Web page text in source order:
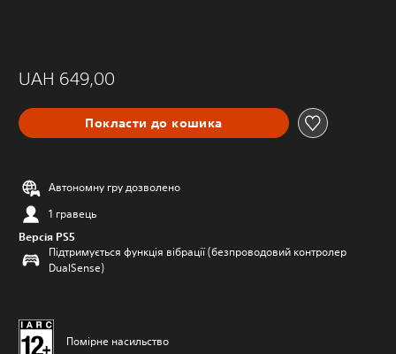
UAH 649,00
Покласти до кошика
Автономну гру дозволено
1 гравець
Версія PS5
Підтримується функція вібрації (безпроводовий контролер
DualSense)
Помірне насильство